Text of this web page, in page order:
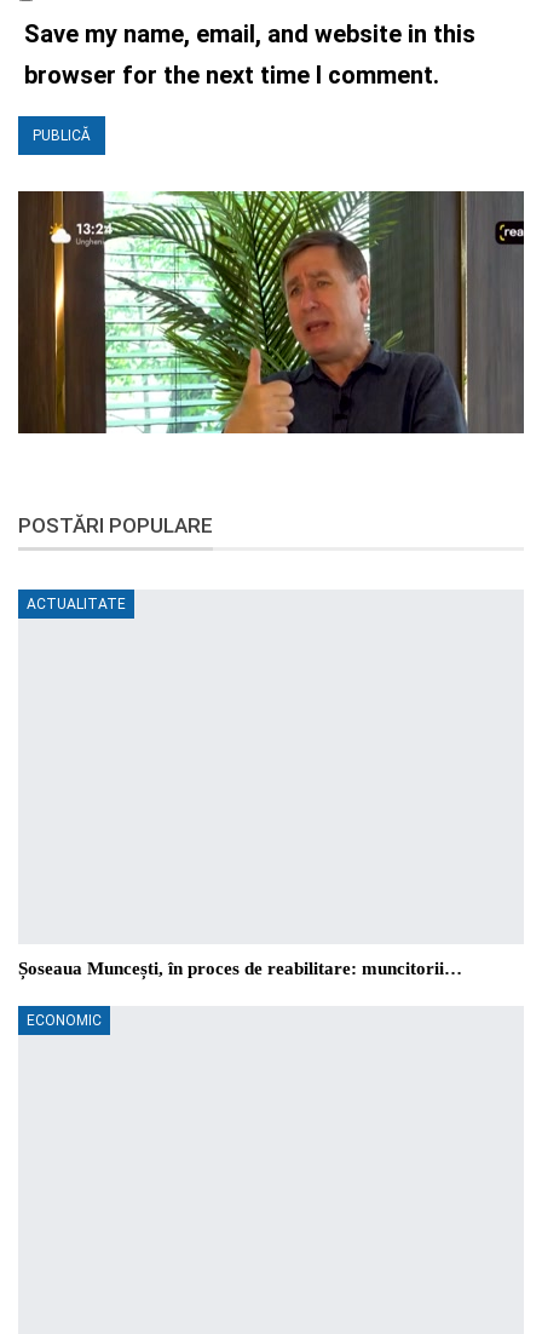
Save my name, email, and website in this
browser for the next time I comment.
POSTĂRI POPULARE
ACTUALITATE
Șoseaua Muncești, în proces de reabilitare: muncitorii…
ECONOMIC